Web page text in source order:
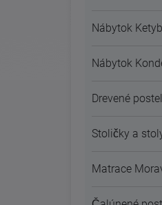
Nábytok
Nábytok
Drevené
Stoličky a
Matrace